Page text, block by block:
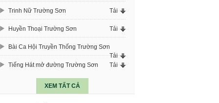
Trinh Nữ Trường Sơn Tải
Huyền Thoại Trường Sơn Tải
Bài Ca Hội Truyền Thống Trường Sơn
Tải
Tiếng Hát mở đường Trường Sơn
Tải
XEM TẤT CẢ